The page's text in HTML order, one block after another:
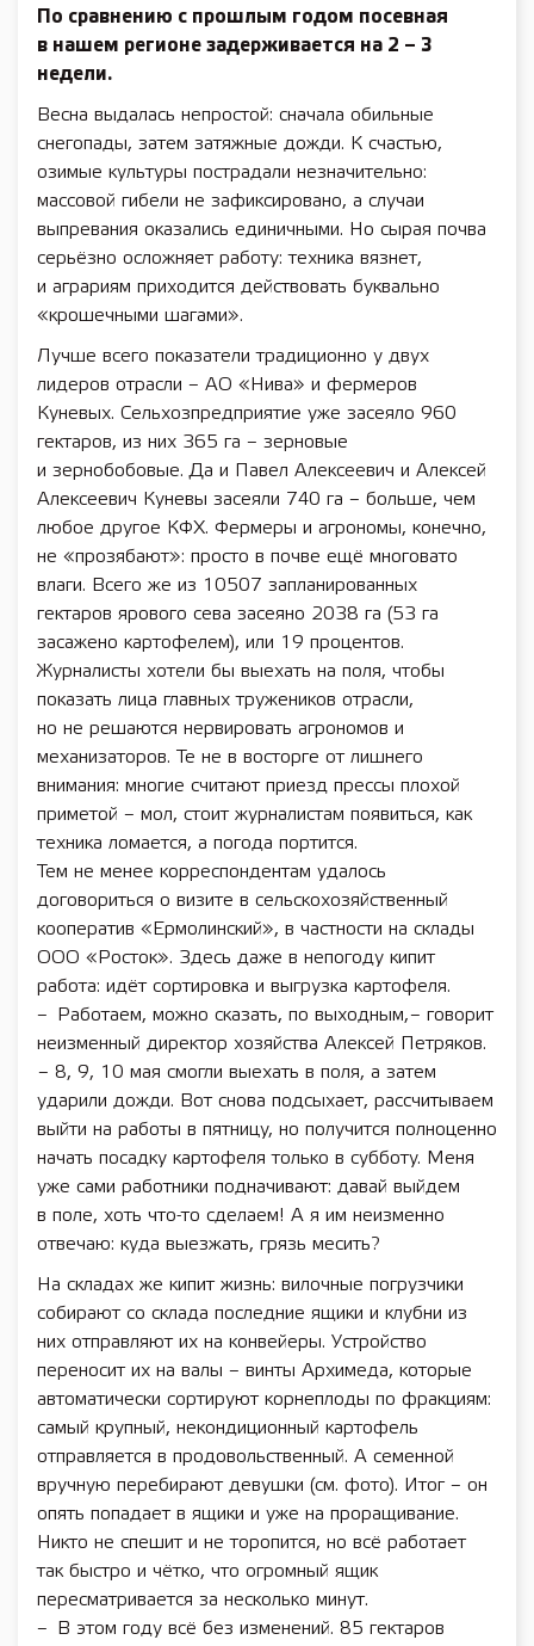
По сравнению с прошлым годом посевная
в нашем регионе задерживается на 2 – 3
недели.
Весна выдалась непростой: сначала обильные
снегопады, затем затяжные дожди. К счастью,
озимые культуры пострадали незначительно:
массовой гибели не зафиксировано, а случаи
выпревания оказались единичными. Но сырая почва
серьёзно осложняет работу: техника вязнет,
и аграриям приходится действовать буквально
«крошечными шагами».
Лучше всего показатели традиционно у двух
лидеров отрасли – АО «Нива» и фермеров
Куневых. Сельхозпредприятие уже засеяло 960
гектаров, из них 365 га – зерновые
и зернобобовые. Да и Павел Алексеевич и Алексей
Алексеевич Куневы засеяли 740 га – больше, чем
любое другое КФХ. Фермеры и агрономы, конечно,
не «прозябают»: просто в почве ещё многовато
влаги. Всего же из 10507 запланированных
гектаров ярового сева засеяно 2038 га (53 га
засажено картофелем), или 19 процентов.
Журналисты хотели бы выехать на поля, чтобы
показать лица главных тружеников отрасли,
но не решаются нервировать агрономов и
механизаторов. Те не в восторге от лишнего
внимания: многие считают приезд прессы плохой
приметой – мол, стоит журналистам появиться, как
техника ломается, а погода портится.
Тем не менее корреспондентам удалось
договориться о визите в сельскохозяйственный
кооператив «Ермолинский», в частности на склады
ООО «Росток». Здесь даже в непогоду кипит
работа: идёт сортировка и выгрузка картофеля.
– Работаем, можно сказать, по выходным, – говорит
неизменный директор хозяйства Алексей Петряков.
– 8, 9, 10 мая смогли выехать в поля, а затем
ударили дожди. Вот снова подсыхает, рассчитываем
выйти на работы в пятницу, но получится полноценно
начать посадку картофеля только в субботу. Меня
уже сами работники подначивают: давай выйдем
в поле, хоть ­что-то сделаем! А я им неизменно
отвечаю: куда выезжать, грязь месить?
На складах же кипит жизнь: вилочные погрузчики
собирают со склада последние ящики и клубни из
них отправляют их на конвейеры. Устройство
переносит их на валы – винты Архимеда, которые
автоматически сортируют корнеплоды по фракциям:
самый крупный, некондиционный картофель
отправляется в продовольственный. А семенной
вручную перебирают девушки (см. фото). Итог – он
опять попадает в ящики и уже на проращивание.
Никто не спешит и не торопится, но всё работает
так быстро и чётко, что огромный ящик
пересматривается за несколько минут.
– В этом году всё без изменений. 85 гектаров